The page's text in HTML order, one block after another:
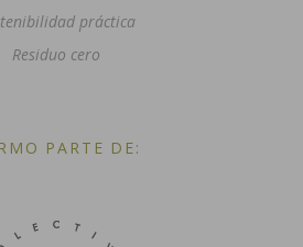
práctica
Residuo cero
PARTE DE: